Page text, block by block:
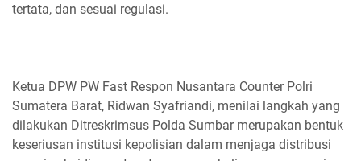
tertata, dan sesuai regulasi.
Ketua DPW PW Fast Respon Nusantara Counter Polri
Sumatera Barat, Ridwan Syafriandi, menilai langkah yang
dilakukan Ditreskrimsus Polda Sumbar merupakan bentuk
keseriusan institusi kepolisian dalam menjaga distribusi